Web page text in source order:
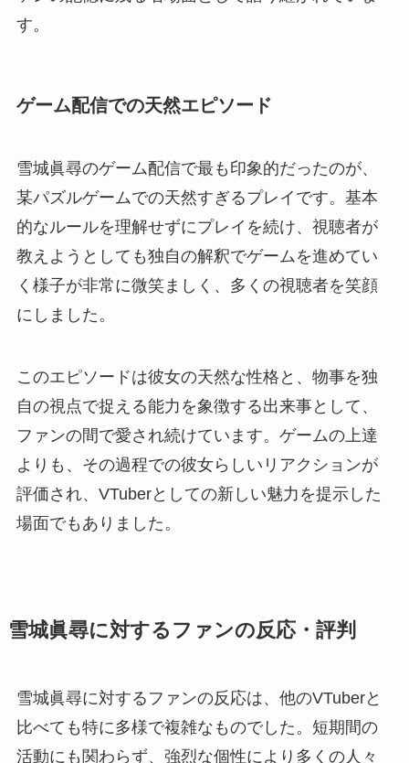
す。
ゲーム配信での天然エピソード
雪城眞尋のゲーム配信で最も印象的だったのが、
某パズルゲームでの天然すぎるプレイです。基本
的なルールを理解せずにプレイを続け、視聴者が
教えようとしても独自の解釈でゲームを進めてい
く様子が非常に微笑ましく、多くの視聴者を笑顔
にしました。
このエピソードは彼女の天然な性格と、物事を独
自の視点で捉える能力を象徴する出来事として、
ファンの間で愛され続けています。ゲームの上達
よりも、その過程での彼女らしいリアクションが
評価され、VTuberとしての新しい魅力を提示した
場面でもありました。
雪城眞尋に対するファンの反応・評判
雪城眞尋に対するファンの反応は、他のVTuberと
比べても特に多様で複雑なものでした。短期間の
活動にも関わらず、強烈な個性により多くの人々